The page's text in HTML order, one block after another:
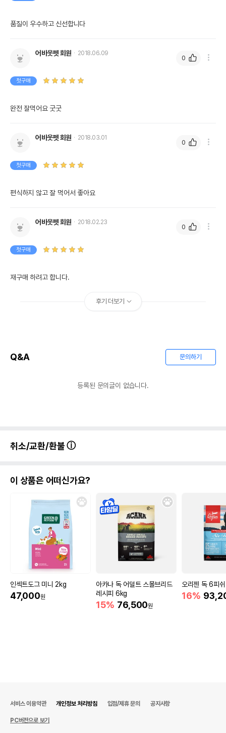
전화번호
유통기한
품질이 우수하고 신선합니다
어바웃펫 회원 2018.06.09
첫구매
완전 잘먹어요 굿굿
0
어바웃펫 회원 2018.03.01
첫구매
편식하지 않고 잘 먹어서 좋아요
0
어바웃펫 회원 2018.02.23
첫구매
재구매 하려고 합니다.
0
후기 더보기
Q&A 문의하기
등록된 문의글이 없습니다.
취소/교환/환불
이 상품은 어떠신가요?
인섹트도그 미니 2kg
47,000원
아카나 독 어덜트 스몰브리드
레시피 6kg
15% 76,500원
오리젠 독 6피
16%
서비스 이용약관 개인정보 처리방침 입점/제휴 문의 공지사항
PC버전으로 보기